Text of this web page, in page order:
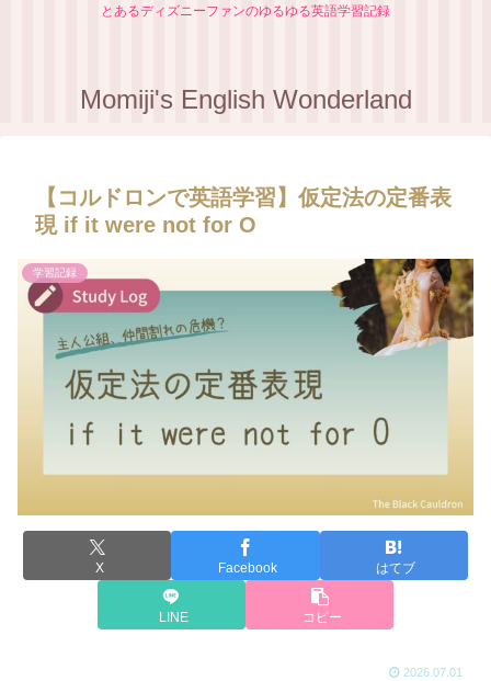
とあるディズニーファンのゆるゆる英語学習記録
Momiji's English Wonderland
【コルドロンで英語学習】仮定法の定番表
現 if it were not for O
学習記録
X Facebook はてブ
LINE コピー
2026.07.01